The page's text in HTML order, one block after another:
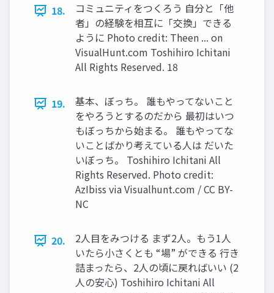
18.
コミュニティをつくろう ⾃分と「他
者」の経験を相互に「交換」できる
ように Photo credit: Theen ... on
VisualHunt.com Toshihiro Ichitani
All Rights Reserved. 18
19.
基本、ぼっち。 誰もやってないこと
をやろうとするのだから 最初はいつ
もぼっちから始まる。 誰もやってな
いことばかり考えている⼈は だいた
いぼっち。 Toshihiro Ichitani All
Rights Reserved. Photo credit:
AzIbiss via Visualhunt.com / CC BY-
NC
20.
2⼈⽬をみつける まず2⼈。もう1⼈
いたら⼩さくとも “場” ができる ⾏き
詰まったら、2⼈の頃に戻ればいい (2
⼈の安⼼) Toshihiro Ichitani All